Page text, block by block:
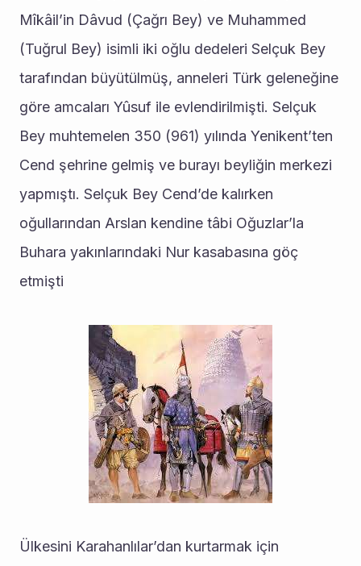
Mîkâil’in Dâvud (Çağrı Bey) ve Muhammed
(Tuğrul Bey) isimli iki oğlu dedeleri Selçuk Bey
tarafından büyütülmüş, anneleri Türk geleneğine
göre amcaları Yûsuf ile evlendirilmişti. Selçuk
Bey muhtemelen 350 (961) yılında Yenikent’ten
Cend şehrine gelmiş ve burayı beyliğin merkezi
yapmıştı. Selçuk Bey Cend’de kalırken
oğullarından Arslan kendine tâbi Oğuzlar’la
Buhara yakınlarındaki Nur kasabasına göç
etmişti
Ülkesini Karahanlılar’dan kurtarmak için